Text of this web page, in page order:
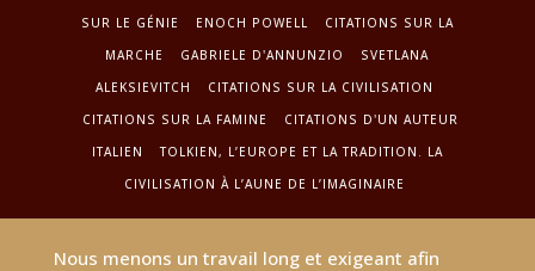
SUR LE GÉNIE
ENOCH POWELL
CITATIONS SUR LA
MARCHE
GABRIELE D'ANNUNZIO
SVETLANA
ALEKSIEVITCH
CITATIONS SUR LA CIVILISATION
CITATIONS SUR LA FAMINE
CITATIONS D'UN AUTEUR
ITALIEN
TOLKIEN‚ L’EUROPE ET LA TRADITION. LA
CIVILISATION À L’AUNE DE L’IMAGINAIRE
Nous menons un travail long et exigeant afin